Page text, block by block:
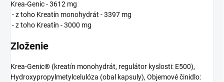
Krea-Genic - 3612 mg
- z toho Kreatín monohydrát - 3397 mg
- z toho Kreatín - 3000 mg
Zloženie
Krea-Genic® (kreatín monohydrát, regulátor kyslosti: E500),
Hydroxypropylmetylcelulóza (obal kapsuly), Objemové činidlo: